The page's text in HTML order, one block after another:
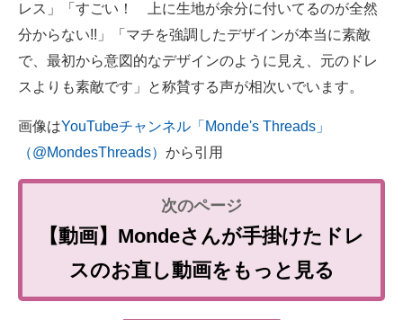
レス」「すごい！ 上に生地が余分に付いてるのが全然
分からない!!」「マチを強調したデザインが本当に素敵
で、最初から意図的なデザインのように見え、元のドレ
スよりも素敵です」と称賛する声が相次いでいます。
画像はYouTubeチャンネル「Monde's Threads」
（@MondesThreads） から引用
【動画】Mondeさんが手掛けたドレ
スのお直し動画をもっと見る